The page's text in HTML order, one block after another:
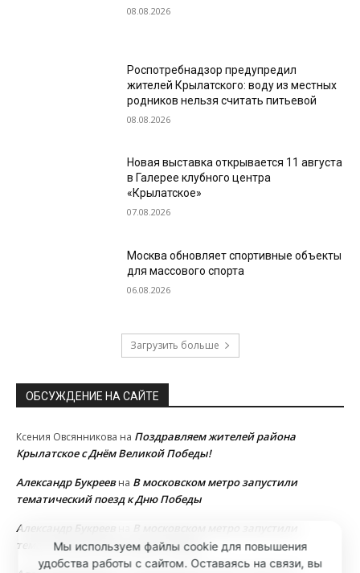
08.08.2026
Роспотребнадзор предупредил
жителей Крылатского: воду из местных
родников нельзя считать питьевой
08.08.2026
Новая выставка открывается 11 августа
в Галерее клубного центра
«Крылатское»
07.08.2026
Москва обновляет спортивные объекты
для массового спорта
06.08.2026
Загрузить больше
ОБСУЖДЕНИЕ НА САЙТЕ
Ксения Овсянникова на Поздравляем жителей района
Крылатское с Днём Великой Победы!
Александр Букреевна В московском метро запустили
тематический поезд к Дню Победы
Александр Букреев
В московском метро запустили
тематический поезд к Дню Победы
Мы используем файлы cookie для повышения
удобства работы с сайтом. Оставаясь на связи, вы